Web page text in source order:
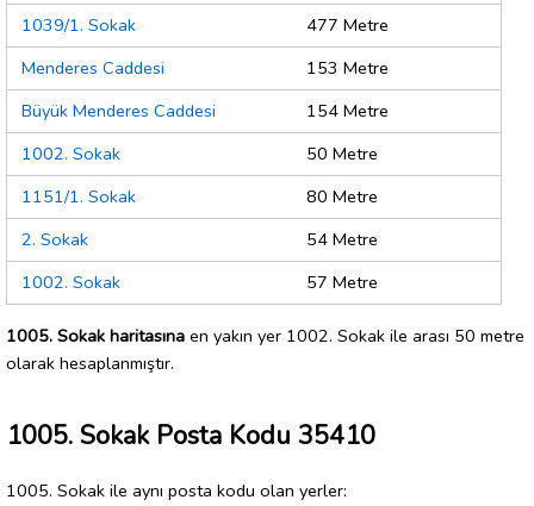
1039/1. Sokak
477 Metre
Menderes Caddesi
153 Metre
Büyük Menderes Caddesi
154 Metre
1002. Sokak
50 Metre
1151/1. Sokak
80 Metre
2. Sokak
54 Metre
1002. Sokak
57 Metre
1005. Sokak haritasına en yakın yer 1002. Sokak ile arası 50 metre
olarak hesaplanmıştır.
1005. Sokak Posta Kodu 35410
1005. Sokak ile aynı posta kodu olan yerler: